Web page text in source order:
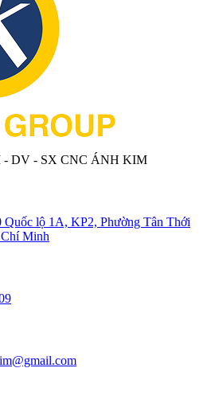
- DV - SX CNC ÁNH KIM
Quốc lộ 1A, KP2, Phường Tân Thới
Minh